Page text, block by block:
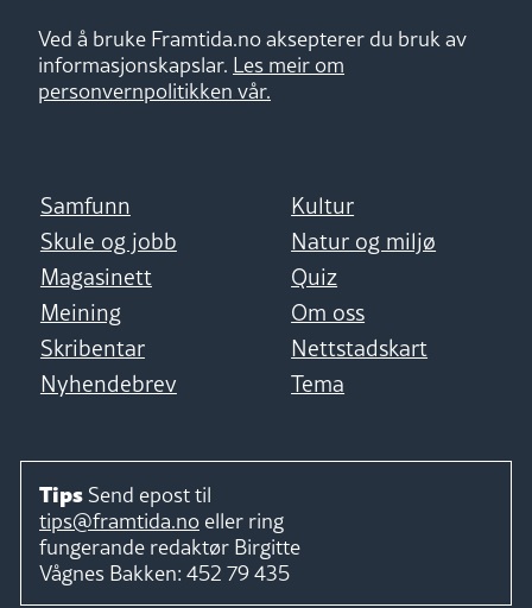
Ved å bruke Framtida.no aksepterer du bruk av
informasjonskapslar. Les meir om
personvernpolitikken vår.
Samfunn
Kultur
Skule og jobb
Natur og miljø
Magasinett
Quiz
Meining
Om oss
Skribentar
Nettstadskart
Nyhendebrev
Tema
Tips Send epost til
tips@framtida.no eller ring
fungerande redaktør Birgitte
Vågnes Bakken: 452 79 435